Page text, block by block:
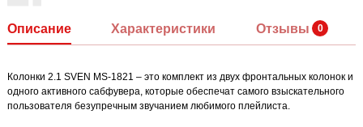
Описание Характеристики Отзывы
Колонки 2.1 SVEN MS-1821 – это комплект из двух фронтальных колонок и
одного активного сабфувера, которые обеспечат самого взыскательного
пользователя безупречным звучанием любимого плейлиста.